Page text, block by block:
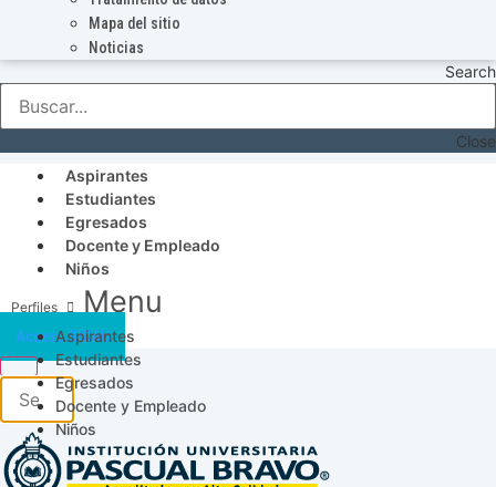
Mapa del sitio
Noticias
Search
Close
Aspirantes
Estudiantes
Egresados
Docente y Empleado
Niños
Menu
Aspirantes
Estudiantes
Egresados
Docente y Empleado
Niños
Acceso SICAU